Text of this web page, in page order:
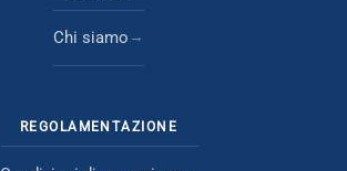
Chi siamo
REGOLAMENTAZIONE